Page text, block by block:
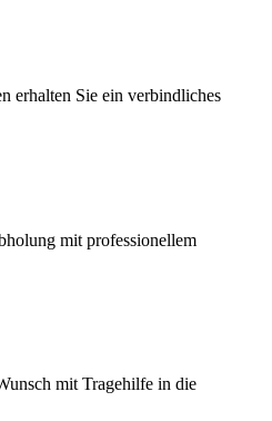
erhalten Sie ein verbindliches
mit professionellem
mit Tragehilfe in die